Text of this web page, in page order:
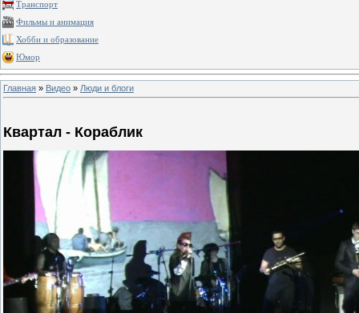
Транспорт
Фильмы и анимация
Хобби и образование
Юмор
Главная » Видео » Люди и блоги
Квартал - Кораблик